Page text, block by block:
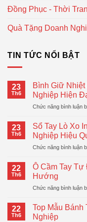
Đồng Phục - Thời
Quà Tặng Doanh
TIN TỨC NỔI BẬT
23
Th6
Bình Giữ Nhiệt
Nghiệp Hiện
Chức năng bình luận
23
Th6
Sổ Tay Lò Xo
Nghiệp Hiệu
Chức năng bình luận
22
Th6
Ô Cầm Tay
Hướng
Chức năng bình luận
22
Th6
Top Mẫu Bánh
Nghiệp